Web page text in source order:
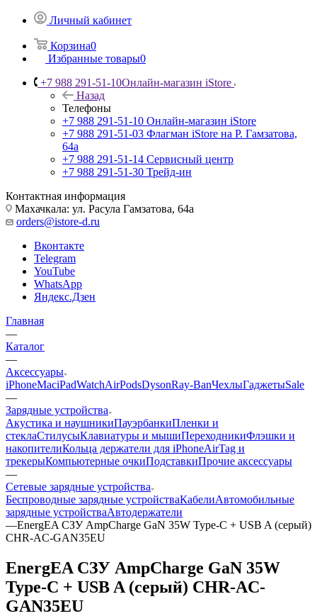
Личный кабинет
Корзина0
Избранные товары0
+7 988 291-51-10Онлайн-магазин iStore
Назад
Телефоны
+7 988 291-51-10 Онлайн-магазин iStore
+7 988 291-51-03 Флагман iStore на Р. Гамзатова,
64а
+7 988 291-51-14 Сервисный центр
+7 988 291-51-30 Трейд-ин
Контактная информация
Махачкала: ул. Расула Гамзатова, 64а
orders@istore-d.ru
Вконтакте
Telegram
YouTube
WhatsApp
Яндекс.Дзен
Главная
—
Каталог
—
Аксессуары
iPhoneMaciPadWatchAirPodsDysonRay-BanЧехлыГаджетыSale
—
Зарядные устройства
Акустика и наушникиПауэрбанкиПленки и
стеклаСтилусыКлавиатуры и мышиПереходникиФлэшки и
накопителиКольца держатели для iPhoneAirTag и
трекерыКомпьютерные очкиПодставкиПрочие аксессуары
—
Сетевые зарядные устройства
Беспроводные зарядные устройстваКабелиАвтомобильные
зарядные устройстваАвтодержатели
—EnergEA СЗУ AmpCharge GaN 35W Type-C + USB A (серый)
CHR-AC-GAN35EU
EnergEA СЗУ AmpCharge GaN 35W
Type-C + USB A (серый) CHR-AC-
GAN35EU